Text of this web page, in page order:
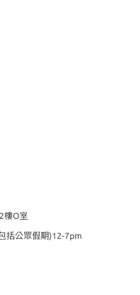
樓O室
括公眾假期)12-7pm